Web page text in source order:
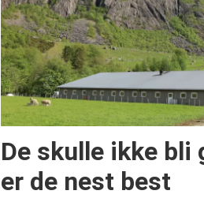
De skulle ikke bli
er de nest best